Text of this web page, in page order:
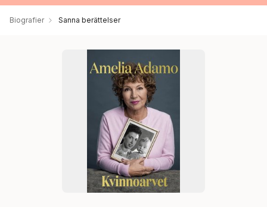
Biografier Sanna berättelser